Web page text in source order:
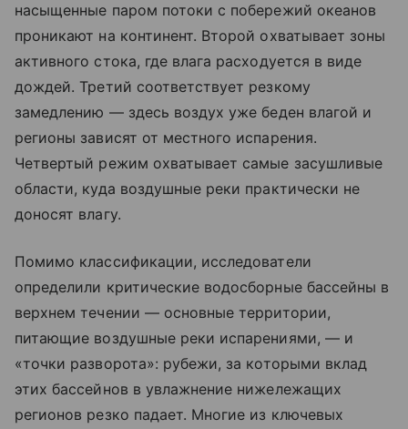
насыщенные паром потоки с побережий океанов
проникают на континент. Второй охватывает зоны
активного стока, где влага расходуется в виде
дождей. Третий соответствует резкому
замедлению — здесь воздух уже беден влагой и
регионы зависят от местного испарения.
Четвертый режим охватывает самые засушливые
области, куда воздушные реки практически не
доносят влагу.
Помимо классификации, исследователи
определили критические водосборные бассейны в
верхнем течении — основные территории,
питающие воздушные реки испарениями, — и
«точки разворота»: рубежи, за которыми вклад
этих бассейнов в увлажнение нижележащих
регионов резко падает. Многие из ключевых